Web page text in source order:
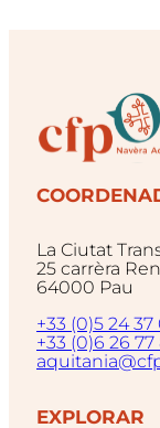
La Ciutat
25 carrèra
64000 Pau
+33 (0)5 24
+33 (0)6 26 77
EXPLORAR